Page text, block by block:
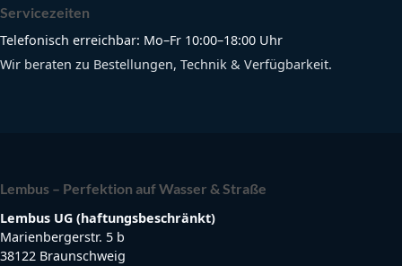
Servicezeiten
Telefonisch erreichbar: Mo–Fr 10:00–18:00 Uhr
Wir beraten zu Bestellungen, Technik & Verfügbarkeit.
Lembus – Perfektion auf Wasser & Straße
Lembus UG (haftungsbeschränkt)
Marienbergerstr. 5 b
38122 Braunschweig